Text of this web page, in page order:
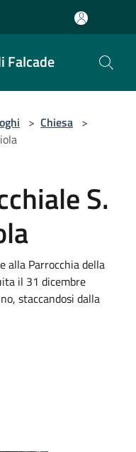
Falcade
> Chiesa >
S.
alla Parrocchia della
il 31 dicembre
staccandosi dalla